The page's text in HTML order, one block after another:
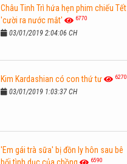
Châu Tinh Trì hứa hẹn phim chiếu Tết
'cười ra nước mắt'
6770
03/01/2019 2:04:06 CH
Kim Kardashian có con thứ tư 6270
03/01/2019 1:03:37 CH
'Em gái trà sữa' bị đồn ly hôn sau bê
6590